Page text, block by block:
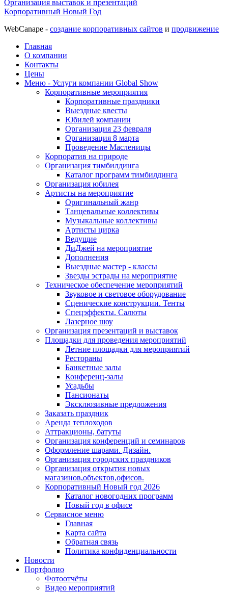
Организация выставок и презентаций
Корпоративный Новый Год
WebCanape - создание корпоративных сайтов и продвижение
Главная
О компании
Контакты
Цены
Меню - Услуги компании Global Show
Корпоративные мероприятия
Корпоративные праздники
Выездные квесты
Юбилей компании
Организация 23 февраля
Организация 8 марта
Проведение Масленицы
Корпоратив на природе
Организация тимбилдинга
Каталог программ тимбилдинга
Организация юбилея
Артисты на мероприятие
Оригинальный жанр
Танцевальные коллективы
Музыкальные коллективы
Артисты цирка
Ведущие
ДиДжей на мероприятие
Дополнения
Выездные мастер - классы
Звезды эстрады на мероприятие
Техническое обеспечение мероприятий
Звуковое и световое оборудование
Сценические конструкции. Тенты
Спецэффекты. Салюты
Лазерное шоу
Организация презентаций и выставок
Площадки для проведения мероприятий
Летние площадки для мероприятий
Рестораны
Банкетные залы
Конференц-залы
Усадьбы
Пансионаты
Эксклюзивные предложения
Заказать праздник
Аренда теплоходов
Аттракционы, батуты
Организация конференций и семинаров
Оформление шарами. Дизайн.
Организация городских праздников
Организация открытия новых
магазинов,объектов,офисов.
Корпоративный Новый год 2026
Каталог новогодних программ
Новый год в офисе
Сервисное меню
Главная
Карта сайта
Обратная связь
Политика конфиденциальности
Новости
Портфолио
Фотоотчёты
Видео мероприятий